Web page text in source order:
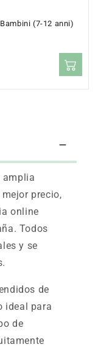
(7-12 anni)
amplia
precio,
online
Todos
y se
de
ideal para
de